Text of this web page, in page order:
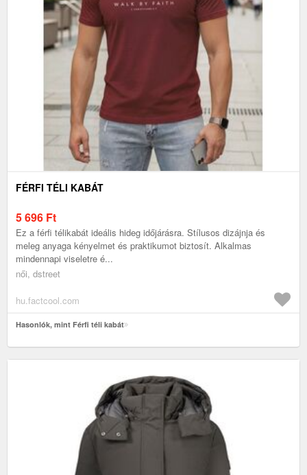
FÉRFI TÉLI KABÁT
5 696 Ft
Ez a férfi télikabát ideális hideg időjárásra. Stílusos dizájnja és
meleg anyaga kényelmet és praktikumot biztosít. Alkalmas
mindennapi viseletre é...
női, dstreet
hu.factcool.com
Hasonlók, mint Férfi téli kabát